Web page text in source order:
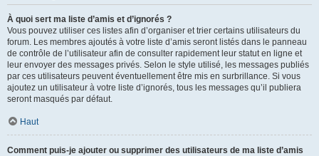
À quoi sert ma liste d’amis et d’ignorés ?
Vous pouvez utiliser ces listes afin d’organiser et trier certains utilisateurs du
forum. Les membres ajoutés à votre liste d’amis seront listés dans le panneau
de contrôle de l’utilisateur afin de consulter rapidement leur statut en ligne et
leur envoyer des messages privés. Selon le style utilisé, les messages publiés
par ces utilisateurs peuvent éventuellement être mis en surbrillance. Si vous
ajoutez un utilisateur à votre liste d’ignorés, tous les messages qu’il publiera
seront masqués par défaut.
Haut
Comment puis-je ajouter ou supprimer des utilisateurs de ma liste d’amis